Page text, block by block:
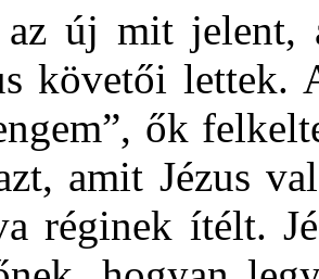
új mit jelent,
követői lettek.
ők
amit Jézus
réginek ítélt.